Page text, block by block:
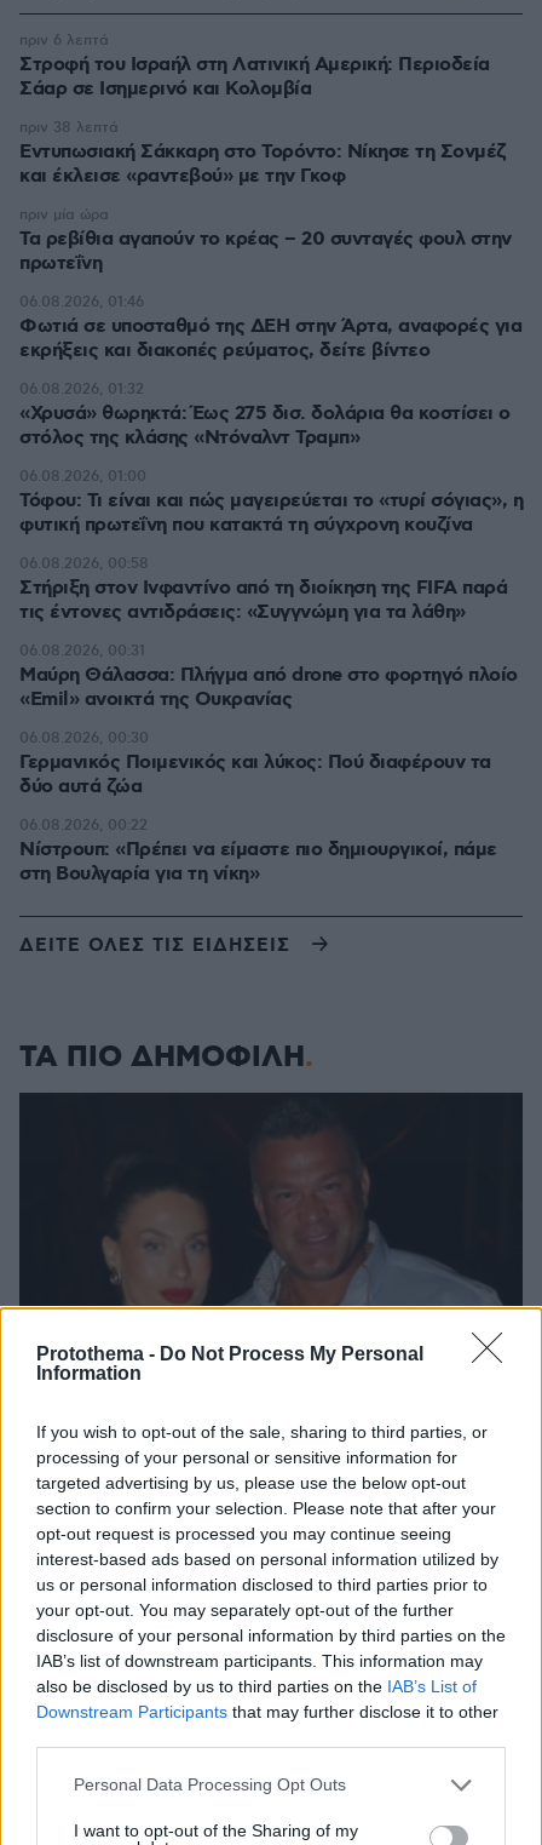
Protothema - Do Not Process My Personal
Information
If you wish to opt-out of the sale, sharing to third parties, or
processing of your personal or sensitive information for
targeted advertising by us, please use the below opt-out
section to confirm your selection. Please note that after your
opt-out request is processed you may continue seeing
interest-based ads based on personal information utilized by
us or personal information disclosed to third parties prior to
your opt-out. You may separately opt-out of the further
disclosure of your personal information by third parties on the
IAB’s list of downstream participants. This information may
also be disclosed by us to third parties on the IAB’s List of
Downstream Participants that may further disclose it to other
Please note that this website/app uses one or more Google
not limited to your visit or usage behaviour. You may click to
Personal Data Processing Opt Outs
I want to opt-out of the Sharing of my
Στροφή του Ισραήλ στη Λατινική Αμερική: Περιοδεία
Σάαρ σε Ισημερινό και Κολομβία
πριν 6 λεπτά
Εντυπωσιακή Σάκκαρη στο Τορόντο: Νίκησε τη Σονμέζ
και έκλεισε «ραντεβού» με την Γκοφ
πριν 38 λεπτά
Τα ρεβίθια αγαπούν το κρέας – 20 συνταγές φουλ στην
πρωτεΐνη
πριν μία ώρα
Φωτιά σε υποσταθμό της ΔΕΗ στην Άρτα, αναφορές για
εκρήξεις και διακοπές ρεύματος, δείτε βίντεο
06.08.2026, 01:46
«Χρυσά» θωρηκτά: Έως 275 δισ. δολάρια θα κοστίσει ο
στόλος της κλάσης «Ντόναλντ Τραμπ»
06.08.2026, 01:32
Τόφου: Τι είναι και πώς μαγειρεύεται το «τυρί σόγιας», η
φυτική πρωτεΐνη που κατακτά τη σύγχρονη κουζίνα
06.08.2026, 01:00
Στήριξη στον Ινφαντίνο από τη διοίκηση της FIFA παρά
τις έντονες αντιδράσεις: «Συγγνώμη για τα λάθη»
06.08.2026, 00:58
Μαύρη Θάλασσα: Πλήγμα από drone στο φορτηγό πλοίο
«Emil» ανοικτά της Ουκρανίας
06.08.2026, 00:31
Γερμανικός Ποιμενικός και λύκος: Πού διαφέρουν τα
δύο αυτά ζώα
06.08.2026, 00:30
Νίστρουπ: «Πρέπει να είμαστε πιο δημιουργικοί, πάμε
στη Βουλγαρία για τη νίκη»
06.08.2026, 00:22
ΔΕΙΤΕ ΟΛΕΣ ΤΙΣ ΕΙΔΗΣΕΙΣ
ΤΑ ΠΙΟ ΔΗΜΟΦΙΛΗ
Η εξομολόγηση της συζύγου του Κώστα Σόμμερ:
Ανησυχώ μήπως ξεχάσει πόσο πολύ τον
χρειαζόμαστε και πόσο τον αγαπάμε
05.08.2026, 20:15